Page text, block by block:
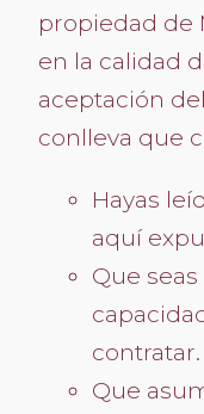
propiedad de
en la calidad
aceptación
conlleva que
Hayas
aquí
Que
contratar.
Que